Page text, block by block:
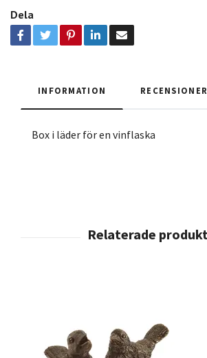
Dela
INFORMATION RECENSIONER
Box i läder för en vinflaska